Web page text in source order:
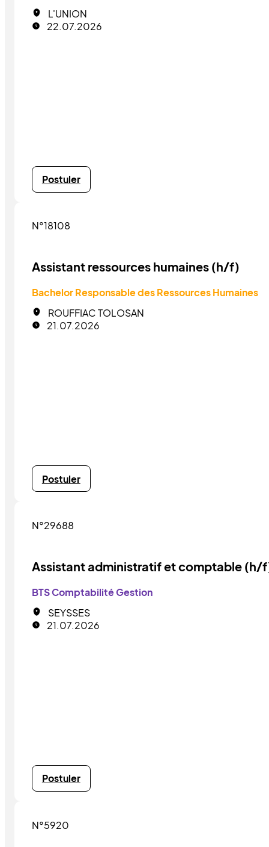
L'UNION
22.07.2026
Postuler
N°18108
Assistant ressources humaines (h/f)
Bachelor Responsable des Ressources Humaines
ROUFFIAC TOLOSAN
21.07.2026
Postuler
N°29688
Assistant administratif et comptable (h/
BTS Comptabilité Gestion
SEYSSES
21.07.2026
Postuler
N°5920